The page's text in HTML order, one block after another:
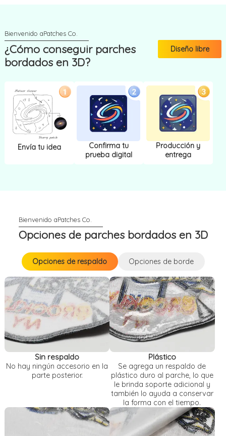
¿Cómo conseguir parches
bordados en 3D?
Envía tu idea
Confirma tu
prueba digital
Producción y
entrega
Diseño libre
Opciones de parches bordados en 3D
Opciones de respaldo Opciones de borde
Opciones de respaldo
Sin respaldo
No hay ningún accesorio en la
parte posterior.
Plástico
Se agrega un respaldo de
plástico duro al parche, lo que
le brinda soporte adicional y
también lo ayuda a conservar
la forma con el tiempo.
Opciones de borde